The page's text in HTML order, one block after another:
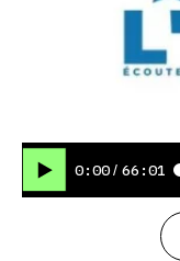
0:00 / 66:01